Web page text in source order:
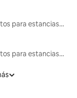
Alojamientos para estancias largas
Alojamientos para estancias largas